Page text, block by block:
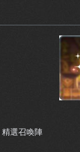
精選召喚陣